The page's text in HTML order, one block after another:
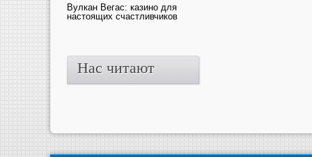
Вулкан Вегас: казино для
настоящих счастливчиков
Нас читают